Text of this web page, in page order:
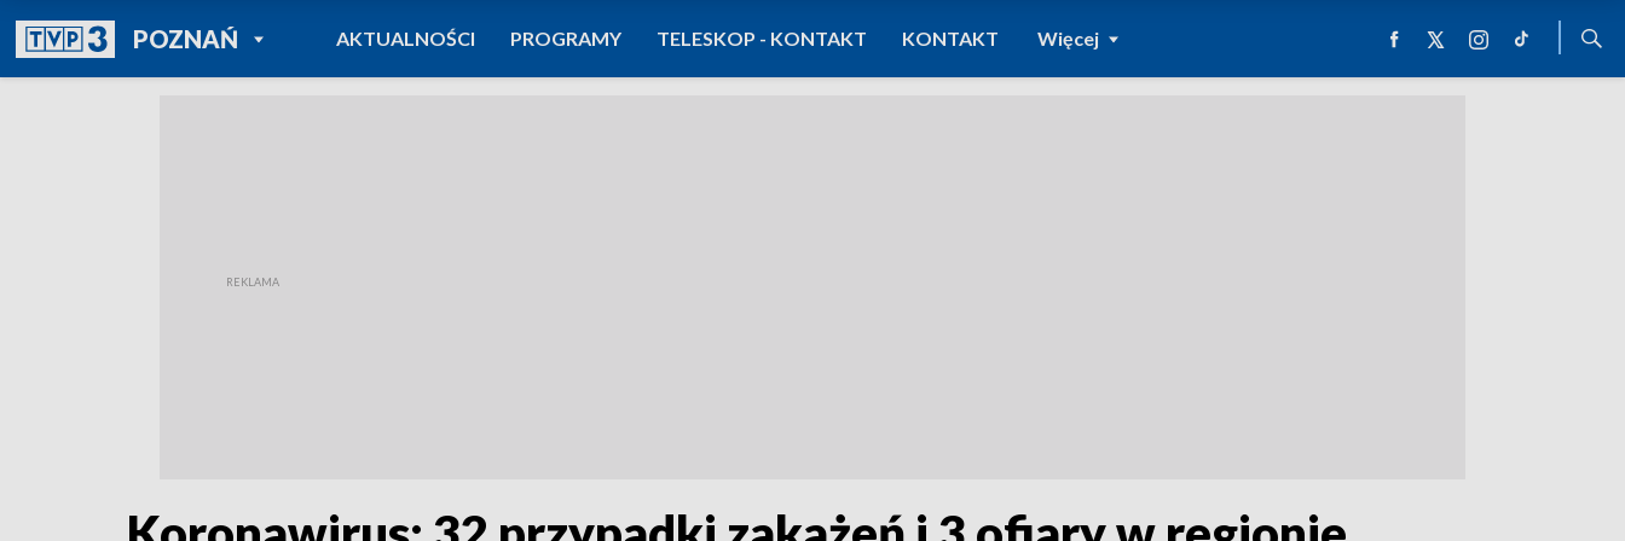
POZNAŃPOWRÓT DO
TVP REGIONY
AKTUALNOŚCI PROGRAMY TELESKOP - KONTAKT KONTAKT Więcej